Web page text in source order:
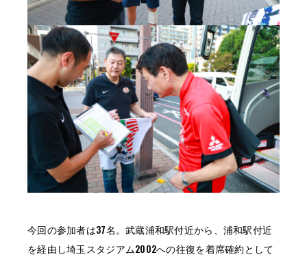
今回の参加者は37名。武蔵浦和駅付近から、浦和駅付近
を経由し埼玉スタジアム2002への往復を着席確約として